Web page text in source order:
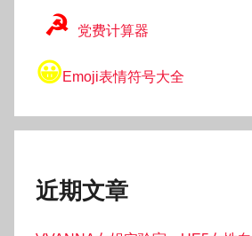
☭ 党费计算器
😀Emoji表情符号大全
近期文章